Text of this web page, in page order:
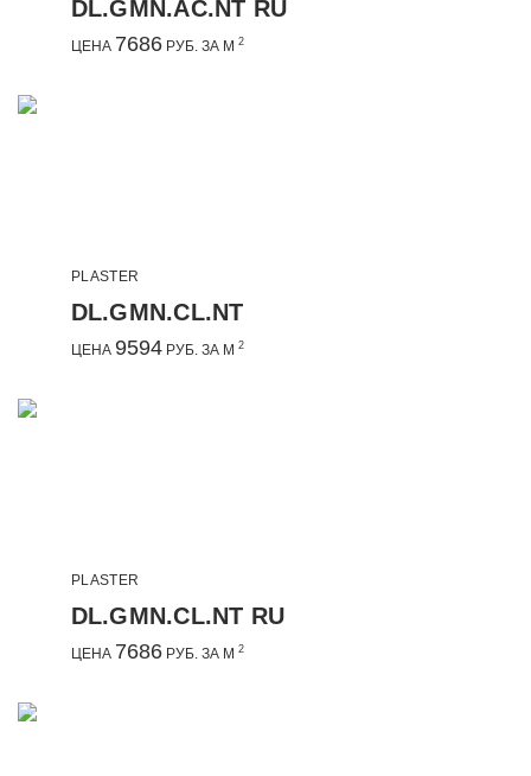
DL.GMN.AC.NT RU
ЦЕНА 7686РУБ. ЗА М 2
PLASTER
DL.GMN.CL.NT
ЦЕНА 9594РУБ. ЗА М 2
PLASTER
DL.GMN.CL.NT RU
ЦЕНА 7686РУБ. ЗА М 2